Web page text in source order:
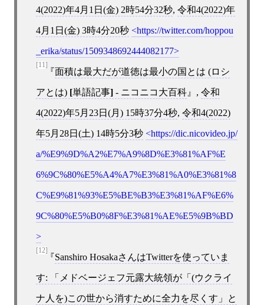
4(2022)年4月1日(金) 2時54分32秒, 令和4(2022)年
4月1日(金) 3時4分20秒 https://twitter.com/hoppou
_erika/status/1509348692444082177
[11]
面積は最大だが道徳は最小の国とは (ロシ
アとは) [単語記事]- ニコニコ大百科 , 令和
4(2022)年5月23日(月) 15時37分4秒, 令和4(2022)
年5月28日(土) 14時5分3秒 https://dic.nicovideo.jp/
a/%E9%9D%A2%E7%A9%8D%E3%81%AF%E
6%9C%80%E5%A4%A7%E3%81%A0%E3%81%8
C%E9%81%93%E5%BE%B3%E3%81%AF%E6%
9C%80%E5%B0%8F%E3%81%AE%E5%9B%BD
[12]
Sanshiro HosakaさんはTwitterを使っていま
す: 「メドベージェフ元露大統領が「(ウクライ
ナ人を)この世から消すために全力を尽くす」と